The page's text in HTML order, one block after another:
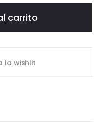
carrito
la wishlit